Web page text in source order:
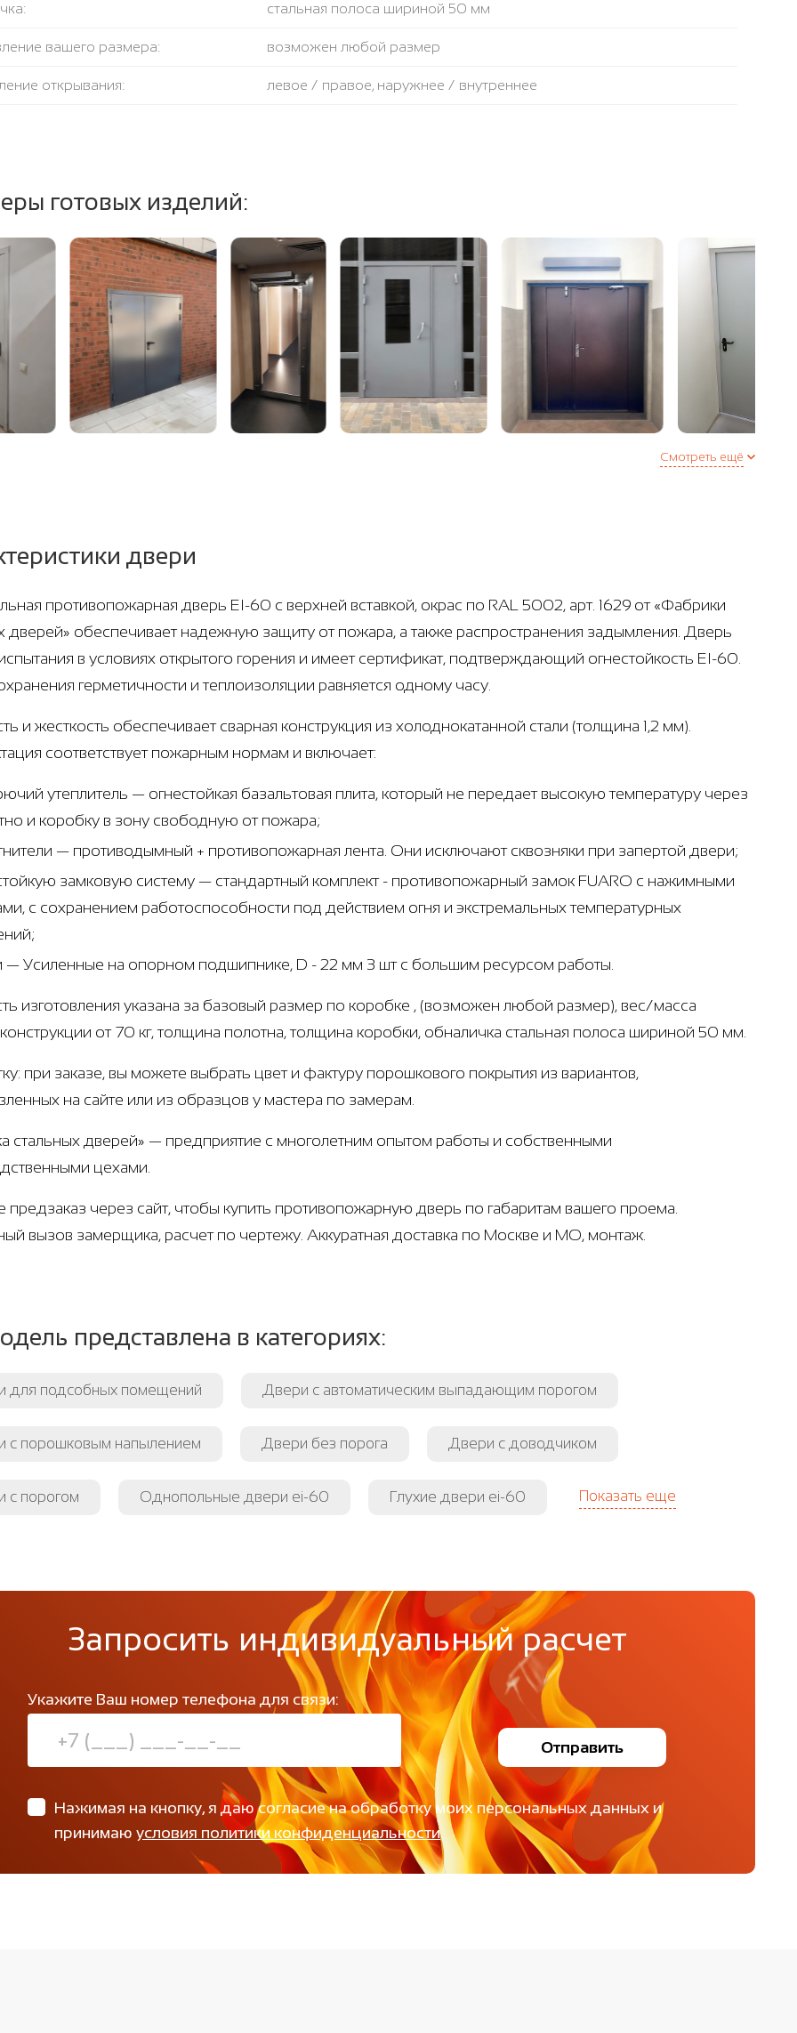
стальная полоса шириной 50 мм
вашего размера: возможен любой размер
открывания: левое / правое, наружнее / внутреннее
полотна и коробки:
готовых изделий:
Смотреть ещё
двери
противопожарная дверь EI-60 с верхней вставкой, окрас по RAL 5002, арт. 1629 от «Фабрики
дверей» обеспечивает надежную защиту от пожара, а также распространения задымления. Дверь
в условиях открытого горения и имеет сертификат, подтверждающий огнестойкость EI-60.
герметичности и теплоизоляции равняется одному часу.
и жесткость обеспечивает сварная конструкция из холоднокатанной стали (толщина 1,2 мм).
соответствует пожарным нормам и включает:
утеплитель — огнестойкая базальтовая плита, который не передает высокую температуру через
и коробку в зону свободную от пожара;
— противодымный + противопожарная лента. Они исключают сквозняки при запертой двери;
замковую систему — стандартный комплект - противопожарный замок FUARO с нажимными
с сохранением работоспособности под действием огня и экстремальных температурных
— Усиленные на опорном подшипнике, D - 22 мм 3 шт с большим ресурсом работы.
изготовления указана за базовый размер по коробке , (возможен любой размер), вес/масса
от 70 кг, толщина полотна, толщина коробки, обналичка стальная полоса шириной 50 мм.
при заказе, вы можете выбрать цвет и фактуру порошкового покрытия из вариантов,
на сайте или из образцов у мастера по замерам.
стальных дверей» — предприятие с многолетним опытом работы и собственными
цехами.
предзаказ через сайт, чтобы купить противопожарную дверь по габаритам вашего проема.
вызов замерщика, расчет по чертежу. Аккуратная доставка по Москве и МО, монтаж.
представлена в категориях:
для подсобных помещений Двери с автоматическим выпадающим порогом
с порошковым напылением Двери без порога Двери с доводчиком
с порогом Однопольные двери ei-60 Глухие двери ei-60 Показать еще
Запросить индивидуальный расчет
Укажите Ваш номер телефона для связи:
Отправить
Нажимая на кнопку, я даю согласие на обработку моих персональных данных и
принимаю условия политики конфиденциальности.